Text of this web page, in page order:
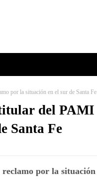
por la situación en el sur de Santa Fe
del PAMI
Santa Fe
por la situación